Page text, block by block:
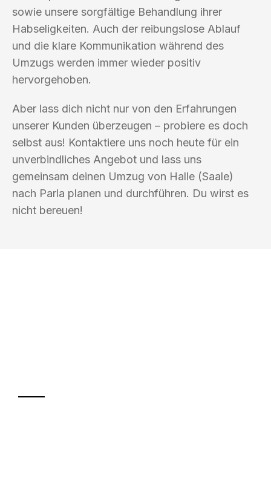
sowie unsere sorgfältige Behandlung ihrer
Habseligkeiten. Auch der reibungslose Ablauf
und die klare Kommunikation während des
Umzugs werden immer wieder positiv
hervorgehoben.
Aber lass dich nicht nur von den Erfahrungen
unserer Kunden überzeugen – probiere es doch
selbst aus! Kontaktiere uns noch heute für ein
unverbindliches Angebot und lass uns
gemeinsam deinen Umzug von Halle (Saale)
nach Parla planen und durchführen. Du wirst es
nicht bereuen!